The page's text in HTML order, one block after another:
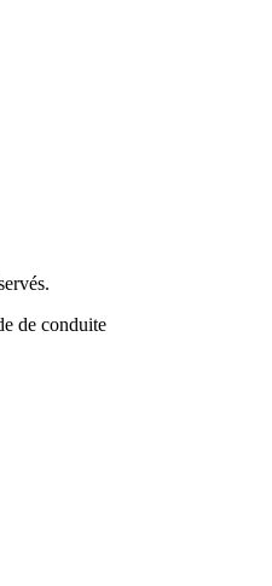
de conduite